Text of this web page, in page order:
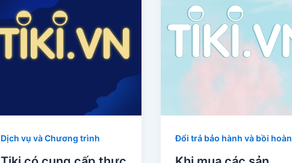
Dịch vụ và Chương trình Đổi trả bảo hành và bồi hoàn